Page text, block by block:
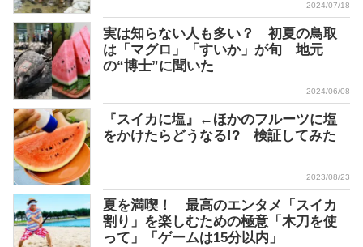
2024/07/18
実は知らない人も多い？ 初夏の鳥取
は「マグロ」「すいか」が旬 地元
の“博士”に聞いた
2024/06/08
『スイカに塩』←ほかのフルーツに塩
をかけたらどうなる!? 検証してみた
2023/08/23
夏を満喫！ 最高のエンタメ「スイカ
割り」を楽しむための極意「木刀を使
って」「ゲームは15分以内」